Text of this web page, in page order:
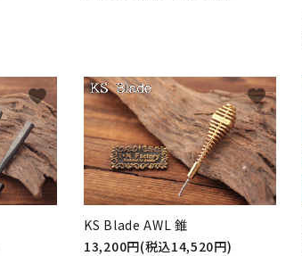
favorite
KS Blade AWL 錐
13,200円(税込14,520円)
favorite